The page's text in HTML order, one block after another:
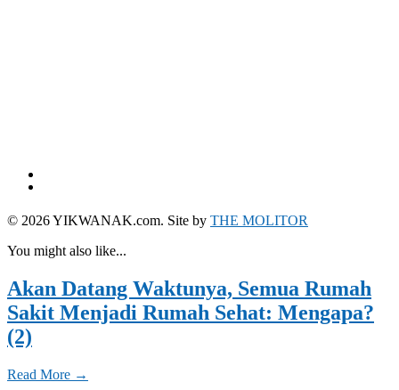
© 2026 YIKWANAK.com. Site by THE MOLITOR
You might also like...
Akan Datang Waktunya, Semua Rumah
Sakit Menjadi Rumah Sehat: Mengapa?
(2)
Read More →